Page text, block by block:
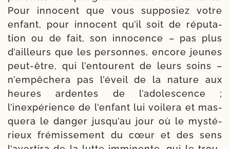
Pour inno­cent que vous sup­po­siez votre
enfant, pour inno­cent qu’il soit de répu­ta­
tion ou de fait, son inno­cence – pas plus
d’ailleurs que les per­sonnes, encore jeunes
peut-​être, qui l’entourent de leurs soins –
n’empêchera pas l’éveil de la nature aux
heures ardentes de l’adolescence ;
l’inexpérience de l’enfant lui voi­lera et mas­
que­ra le dan­ger jusqu’au jour où le mys­té­
rieux frémisse­ment du cœur et des sens